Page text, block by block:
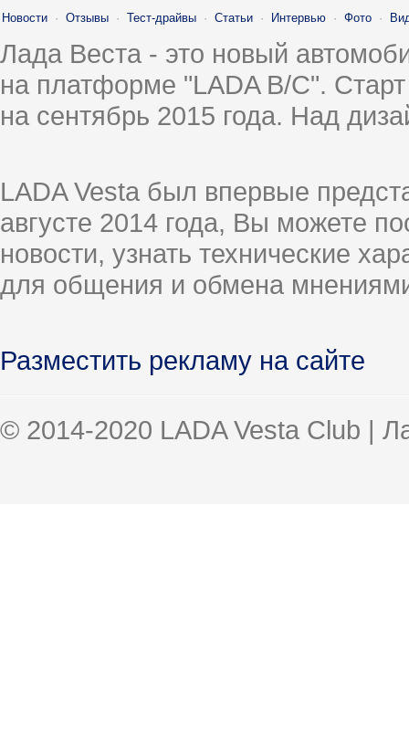
Новости · Отзывы · Тест-драйвы · Статьи · Интервью · Фото ·
Лада Веста - это новый
на платформе "LADA B/C".
на сентябрь 2015 года. Над
LADA Vesta был впервые
августе 2014 года, Вы можете
новости, узнать технические
для общения и обмена
Разместить рекламу на сайте
© 2014-2020 LADA Vesta Club |